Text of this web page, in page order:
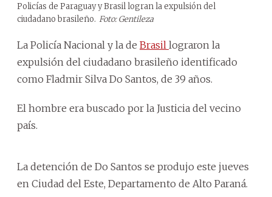
Policías de Paraguay y Brasil logran la expulsión del
ciudadano brasileño. Foto: Gentileza
La Policía Nacional y la de Brasil lograron la
expulsión del ciudadano brasileño identificado
como Fladmir Silva Do Santos, de 39 años.
El hombre era buscado por la Justicia del vecino
país.
La detención de Do Santos se produjo este jueves
en Ciudad del Este, Departamento de Alto Paraná.